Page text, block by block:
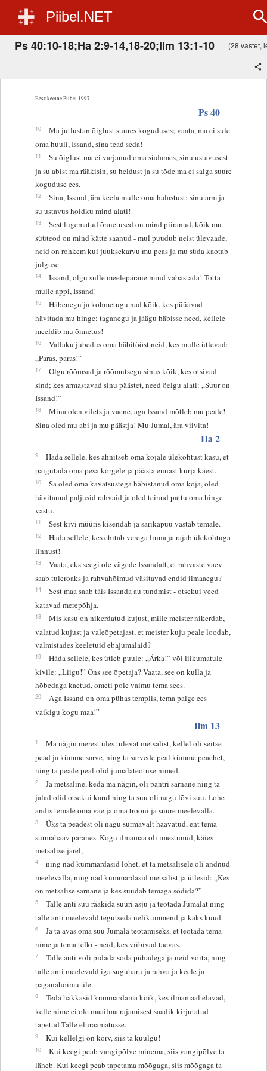
Piibel.NET
Ps 40:10-18;Ha 2:9-14,18-20;Ilm 13:1-10 (28 vastet,
Eestikeelne Piibel 1997
Ps 40
10
Ma jutlustan õiglust suures koguduses; vaata, ma ei sule
oma huuli, Issand, sina tead seda!
11
Su õiglust ma ei varjanud oma südames, sinu ustavusest
ja su abist ma rääkisin, su heldust ja su tõde ma ei salga suure
koguduse ees.
12
Sina, Issand, ära keela mulle oma halastust; sinu arm ja
su ustavus hoidku mind alati!
13
Sest lugematud õnnetused on mind piiranud, kõik mu
süüteod on mind kätte saanud - mul puudub neist ülevaade,
neid on rohkem kui juuksekarvu mu peas ja mu süda kaotab
julguse.
14
Issand, olgu sulle meelepärane mind vabastada! Tõtta
mulle appi, Issand!
15
Häbenegu ja kohmetugu nad kõik, kes püüavad
hävitada mu hinge; taganegu ja jäägu häbisse need, kellele
meeldib mu õnnetus!
16
Vallaku jubedus oma häbitööst neid, kes mulle ütlevad:
„Paras, paras!”
17
Olgu rõõmsad ja rõõmutsegu sinus kõik, kes otsivad
sind; kes armastavad sinu päästet, need öelgu alati: „Suur on
Issand!”
18
Mina olen vilets ja vaene, aga Issand mõtleb mu peale!
Sina oled mu abi ja mu päästja! Mu Jumal, ära viivita!
Ha 2
9
Häda sellele, kes ahnitseb oma kojale ülekohtust kasu, et
paigutada oma pesa kõrgele ja päästa ennast kurja käest.
10
Sa oled oma kavatsustega häbistanud oma koja, oled
hävitanud paljusid rahvaid ja oled teinud pattu oma hinge
vastu.
11 Sest kivi müüris kisendab ja sarikapuu vastab temale.
12
Häda sellele, kes ehitab verega linna ja rajab ülekohtuga
linnust!
13
Vaata, eks seegi ole vägede Issandalt, et rahvaste vaev
saab tuleroaks ja rahvahõimud väsitavad endid ilmaaegu?
14
Sest maa saab täis Issanda au tundmist - otsekui veed
katavad merepõhja.
18
Mis kasu on nikerdatud kujust, mille meister nikerdab,
valatud kujust ja valeõpetajast, et meister kuju peale loodab,
valmistades keeletuid ebajumalaid?
19
Häda sellele, kes ütleb puule: „Ärka!” või liikumatule
kivile: „Liigu!” Ons see õpetaja? Vaata, see on kulla ja
hõbedaga kaetud, ometi pole vaimu tema sees.
20
Aga Issand on oma pühas templis, tema palge ees
vaikigu kogu maa!”
Ilm 13
1
Ma nägin merest üles tulevat metsalist, kellel oli seitse
pead ja kümme sarve, ning ta sarvede peal kümme peaehet,
ning ta peade peal olid jumalateotuse nimed.
2
Ja metsaline, keda ma nägin, oli pantri sarnane ning ta
jalad olid otsekui karul ning ta suu oli nagu lõvi suu. Lohe
andis temale oma väe ja oma trooni ja suure meelevalla.
3
Üks ta peadest oli nagu surmavalt haavatud, ent tema
surmahaav paranes. Kogu ilmamaa oli imestunud, käies
metsalise järel,
4
ning nad kummardasid lohet, et ta metsalisele oli andnud
meelevalla, ning nad kummardasid metsalist ja ütlesid: „Kes
on metsalise sarnane ja kes suudab temaga sõdida?”
5
Talle anti suu rääkida suuri asju ja teotada Jumalat ning
talle anti meelevald tegutseda nelikümmend ja kaks kuud.
6
Ja ta avas oma suu Jumala teotamiseks, et teotada tema
nime ja tema telki - neid, kes viibivad taevas.
7
Talle anti voli pidada sõda pühadega ja neid võita, ning
talle anti meelevald iga suguharu ja rahva ja keele ja
paganahõimu üle.
8
Teda hakkasid kummardama kõik, kes ilmamaal elavad,
kelle nime ei ole maailma rajamisest saadik kirjutatud
tapetud Talle eluraamatusse.
9 Kui kellelgi on kõrv, siis ta kuulgu!
10
Kui keegi peab vangipõlve minema, siis vangipõlve ta
läheb. Kui keegi peab tapetama mõõgaga, siis mõõgaga ta